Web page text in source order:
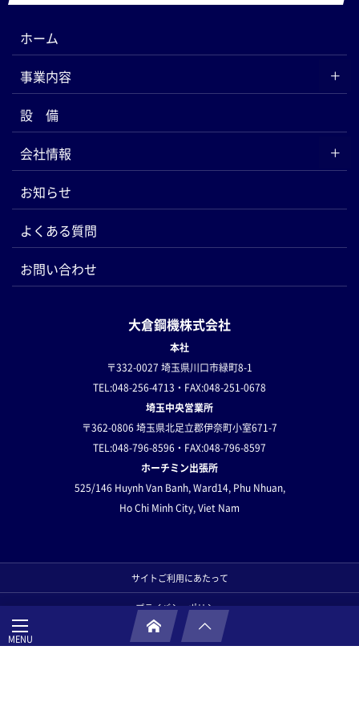
ホーム
事業内容
設 備
会社情報
お知らせ
よくある質問
お問い合わせ
大倉鋼機株式会社
本社
〒332-0027 埼玉県川口市緑町8-1
TEL:048-256-4713・FAX:048-251-0678
埼玉中央営業所
〒362-0806 埼玉県北足立郡伊奈町小室671-7
TEL:048-796-8596・FAX:048-796-8597
ホーチミン出張所
525/146 Huynh Van Banh,Ward14, Phu Nhuan,
Ho Chi Minh City, Viet Nam
サイトご利用にあたって
プライバシーポリシー
サイトマップ